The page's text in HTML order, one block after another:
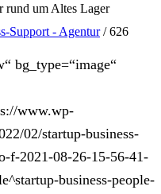
rund um Altes Lager
Support - Agentur / 626
bg_type=“image“
www.wp-
02/startup-business-
f-2021-08-26-15-56-41-
business-people-